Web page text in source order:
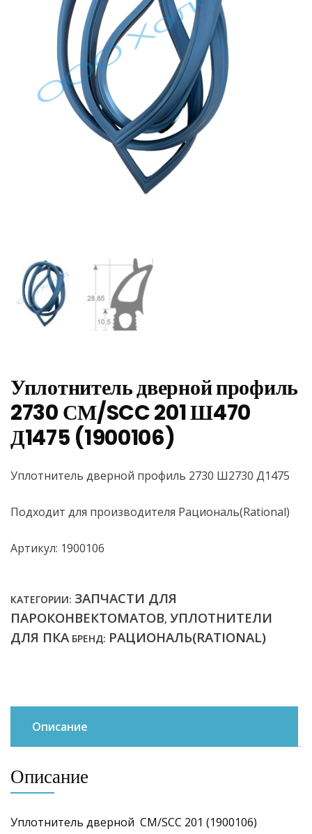
Уплотнитель дверной профиль
2730 СМ/SCC 201 Ш470
Д1475 (1900106)
Уплотнитель дверной профиль 2730 Ш2730 Д1475
Подходит для производителя Рациональ(Rational)
Артикул: 1900106
КАТЕГОРИИ: ЗАПЧАСТИ ДЛЯ
ПАРОКОНВЕКТОМАТОВ, УПЛОТНИТЕЛИ
ДЛЯ ПКА БРЕНД: РАЦИОНАЛЬ(RATIONAL)
Описание
Описание
Уплотнитель дверной СМ/SCC 201 (1900106)